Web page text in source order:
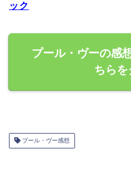
ック
プール・ヴーの感
ちらを
プール・ヴー感想